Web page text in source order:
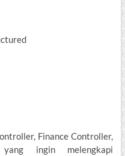
Finance Controller,
ingin melengkapi